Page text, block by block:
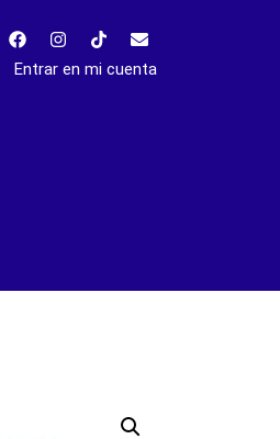
Entrar en mi cuenta